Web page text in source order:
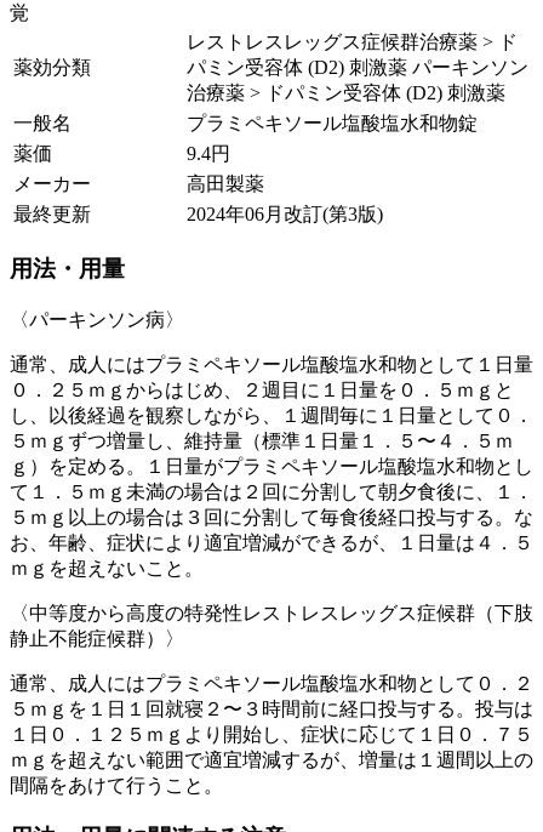
覚
薬効分類
レストレスレッグス症候群治療薬 > ド
パミン受容体 (D2) 刺激薬 パーキンソン
治療薬 > ドパミン受容体 (D2) 刺激薬
一般名
プラミペキソール塩酸塩水和物錠
薬価
9.4円
メーカー
高田製薬
最終更新
2024年06月改訂(第3版)
用法・用量
〈パーキンソン病〉
通常、成人にはプラミペキソール塩酸塩水和物として１日量
０．２５ｍｇからはじめ、２週目に１日量を０．５ｍｇと
し、以後経過を観察しながら、１週間毎に１日量として０．
５ｍｇずつ増量し、維持量（標準１日量１．５〜４．５ｍ
ｇ）を定める。１日量がプラミペキソール塩酸塩水和物とし
て１．５ｍｇ未満の場合は２回に分割して朝夕食後に、１．
５ｍｇ以上の場合は３回に分割して毎食後経口投与する。な
お、年齢、症状により適宜増減ができるが、１日量は４．５
ｍｇを超えないこと。
〈中等度から高度の特発性レストレスレッグス症候群（下肢
静止不能症候群）〉
通常、成人にはプラミペキソール塩酸塩水和物として０．２
５ｍｇを１日１回就寝２〜３時間前に経口投与する。投与は
１日０．１２５ｍｇより開始し、症状に応じて１日０．７５
ｍｇを超えない範囲で適宜増減するが、増量は１週間以上の
間隔をあけて行うこと。